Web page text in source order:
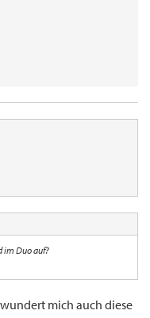
im Duo auf?
mich auch diese